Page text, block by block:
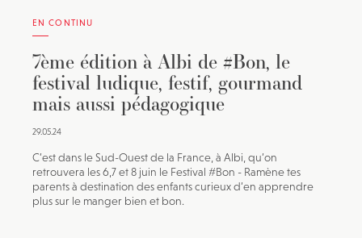
EN CONTINU
7ème édition à Albi de #Bon, le
festival ludique, festif, gourmand
mais aussi pédagogique
29.05.24
C’est dans le Sud-Ouest de la France, à Albi, qu’on
retrouvera les 6,7 et 8 juin le Festival #Bon - Ramène tes
parents à destination des enfants curieux d’en apprendre
plus sur le manger bien et bon.